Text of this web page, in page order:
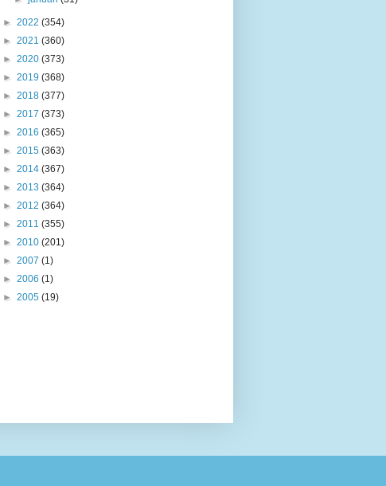
► 2022 (354)
► 2021 (360)
► 2020 (373)
► 2019 (368)
► 2018 (377)
► 2017 (373)
► 2016 (365)
► 2015 (363)
► 2014 (367)
► 2013 (364)
► 2012 (364)
► 2011 (355)
► 2010 (201)
► 2007 (1)
► 2006 (1)
► 2005 (19)